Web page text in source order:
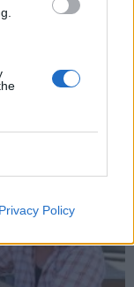
Privacy Policy
hoch,
s názory redakce.
Tak zněl v